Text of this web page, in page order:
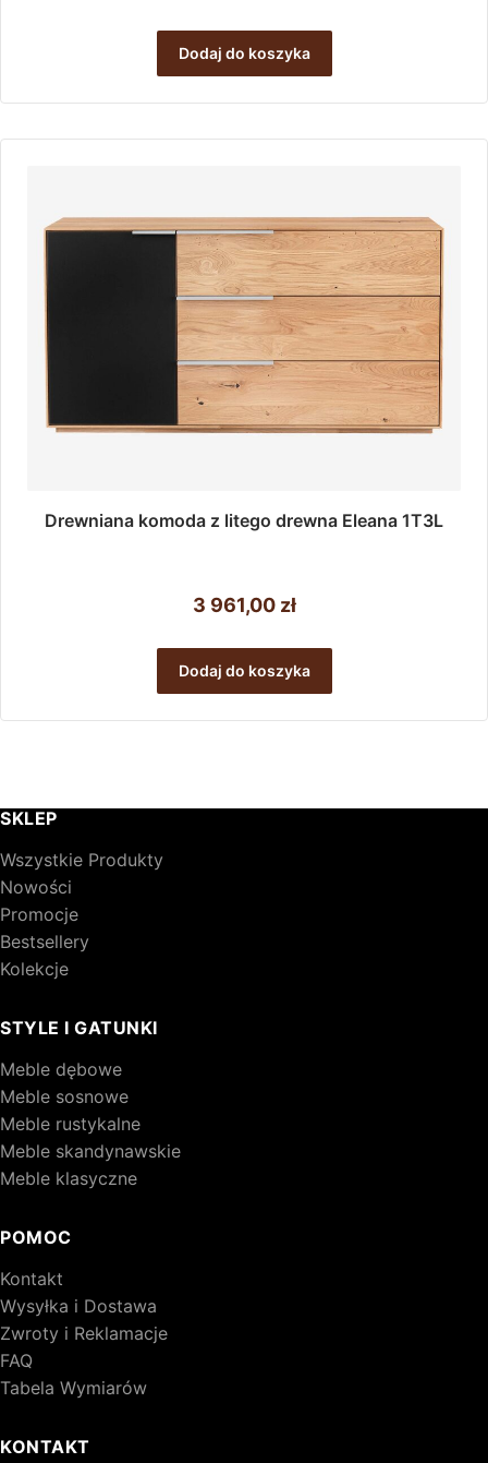
Dodaj do koszyka
Drewniana komoda z litego drewna Eleana 1T3L
3 961,00 zł
Dodaj do koszyka
SKLEP
Wszystkie Produkty
Nowości
Promocje
Bestsellery
Kolekcje
STYLE I GATUNKI
Meble dębowe
Meble sosnowe
Meble rustykalne
Meble skandynawskie
Meble klasyczne
POMOC
Kontakt
Wysyłka i Dostawa
Zwroty i Reklamacje
FAQ
Tabela Wymiarów
KONTAKT